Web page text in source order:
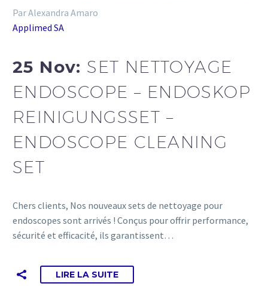
Par Alexandra Amaro
Applimed SA
25 Nov: SET NETTOYAGE
ENDOSCOPE – ENDOSKOP
REINIGUNGSSET –
ENDOSCOPE CLEANING
SET
Chers clients, Nos nouveaux sets de nettoyage pour
endoscopes sont arrivés ! Conçus pour offrir performance,
sécurité et efficacité, ils garantissent…
LIRE LA SUITE